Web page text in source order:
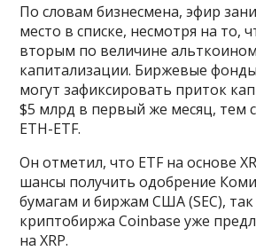
По словам бизнесмена, эфир
место в списке, несмотря на то,
вторым по величине
капитализации. Биржевые фонды
могут зафиксировать приток
$5 млрд в первый же месяц, тем
ETH-ETF.
Он отметил, что ETF на основе
шансы получить одобрение
бумагам и биржам США (SEC), так
криптобиржа Coinbase уже
на XRP.